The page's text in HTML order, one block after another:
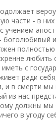
части - в
учением
боголюбивый
с
ради
и в смерти
из нас
должны мы
в угоду